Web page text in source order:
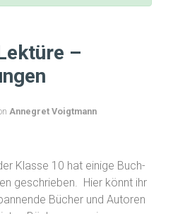
–
Annegret Voigtmann
Klasse 10 hat einige Buch-
geschrieben. Hier könnt ihr
Bücher und Autoren